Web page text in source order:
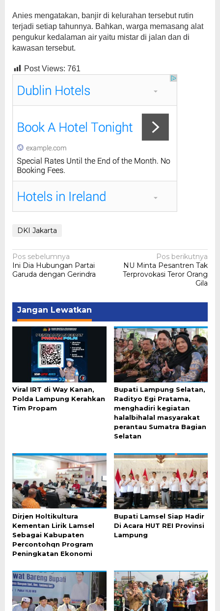
Anies mengatakan, banjir di kelurahan tersebut rutin
terjadi setiap tahunnya. Bahkan, warga memasang alat
pengukur kedalaman air yaitu mistar di jalan dan di
kawasan tersebut.
Post Views: 761
DKI Jakarta
Navigasi
pos
Pos sebelumnya
Ini Dia Hubungan Partai
Garuda dengan Gerindra
Pos berikutnya
NU Minta Pesantren Tak
Terprovokasi Teror Orang
Gila
Jangan Lewatkan
Viral IRT di Way Kanan,
Polda Lampung Kerahkan
Tim Propam
Bupati Lampung Selatan,
Radityo Egi Pratama,
menghadiri kegiatan
halalbihalal masyarakat
perantau Sumatra Bagian
Selatan
Dirjen Holtikultura
Kementan Lirik Lamsel
Sebagai Kabupaten
Percontohqn Program
Peningkatan Ekonomi
Bupati Lamsel Siap Hadir
Di Acara HUT REI Provinsi
Lampung